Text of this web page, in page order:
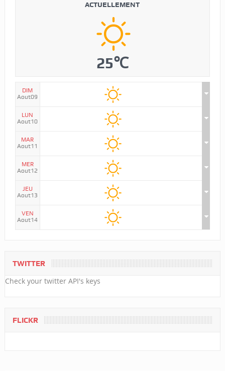
ACTUELLEMENT
25℃
DIM
Aout09
LUN
Aout10
MAR
Aout11
MER
Aout12
JEU
Aout13
VEN
Aout14
TWITTER
Check your twitter API's keys
FLICKR